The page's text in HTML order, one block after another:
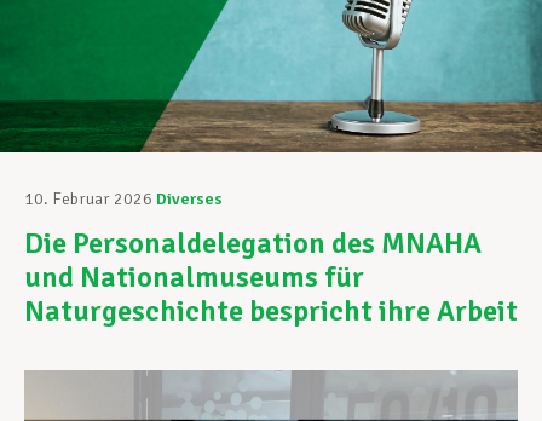
Gewerkschaftsstrukturen
Unterstützung im Arbeitsalltag
Ihre Rechte
10. Februar 2026 Diverses
Die Personaldelegation des MNAHA
und Nationalmuseums für
Naturgeschichte bespricht ihre Arbeit